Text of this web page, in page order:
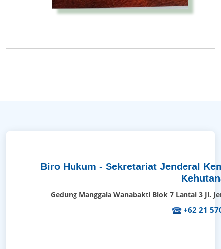
Biro Hukum - Sekretariat Jenderal
Gedung Manggala Wanabakti Blok 7 Lantai 3 Jl.
+62 21